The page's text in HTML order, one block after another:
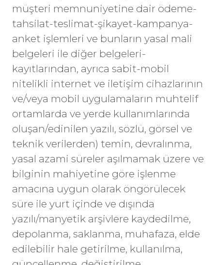
müşteri memnuniyetine dair ödeme-
tahsilat-teslimat-şikayet-kampanya-
anket işlemleri ve bunların yasal mali
belgeleri ile diğer belgeleri-
kayıtlarından, ayrıca sabit-mobil
nitelikli internet ve iletişim cihazlarının
ve/veya mobil uygulamaların muhtelif
ortamlarda ve yerde kullanımlarında
oluşan/edinilen yazılı, sözlü, görsel ve
teknik verilerden) temin, devralınma,
yasal azami süreler aşılmamak üzere ve
bilginin mahiyetine göre işlenme
amacına uygun olarak öngörülecek
süre ile yurt içinde ve dışında
yazılı/manyetik arşivlere kaydedilme,
depolanma, saklanma, muhafaza, elde
edilebilir hale getirilme, kullanılma,